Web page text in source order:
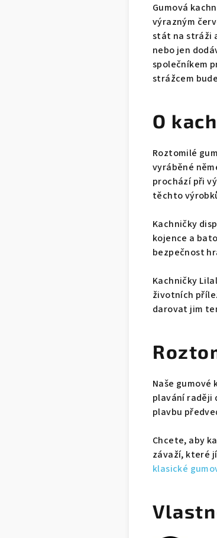
Gumová
výrazným
stát na stráži
nebo jen
společníkem
strážcem
O
Roztomilé
vyráběné
prochází při
těchto
Kachničky
kojence a
bezpečnost
Kachničky
životních
darovat jim
Naše
plavání raději
plavbu
Chcete, aby
závaží, které
klasické